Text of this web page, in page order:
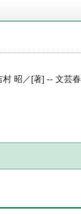
村 昭／[著] -- 文芸